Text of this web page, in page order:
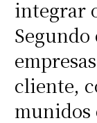
integrar
Segundo
cliente,
munidos